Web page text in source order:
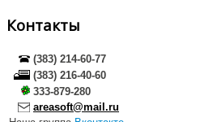
Контакты
(383) 214-60-77
(383) 216-40-60
333-879-280
areasoft@mail.ru